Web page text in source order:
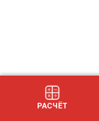
РАСЧЁТ